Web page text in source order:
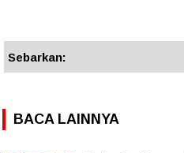
Sebarkan:
BACA LAINNYA